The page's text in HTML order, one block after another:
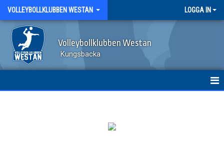
VOLLEYBOLLKLUBBEN WESTAN LOGGA IN
Volleybollklubben Westan
Kungsbacka